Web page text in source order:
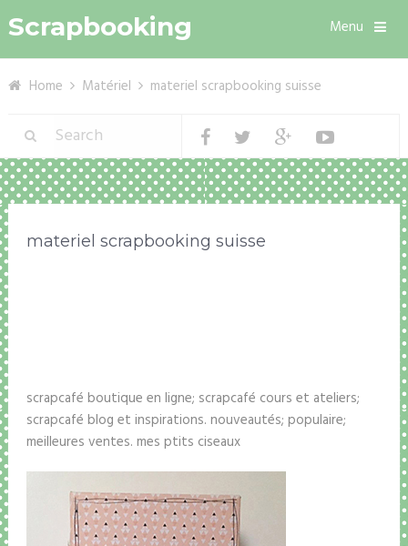
Scrapbooking Menu
Home Matériel materiel scrapbooking suisse
materiel scrapbooking suisse
scrapcafé boutique en ligne; scrapcafé cours et ateliers;
scrapcafé blog et inspirations. nouveautés; populaire;
meilleures ventes. mes ptits ciseaux